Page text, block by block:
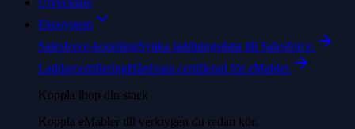
Ekosystem
Salesforce-kopplingSynka laddningsdata till Salesforce.
LaddarcertifieringHårdvara certifierad för eMabler.
Koppla ihop din stack
Koppla eMabler till verktygen du redan kör.